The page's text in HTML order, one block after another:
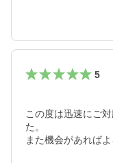
5
この度は迅速にご
た。
また機会があれば